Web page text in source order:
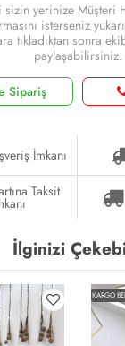
yerinize Müşteri
isterseniz
tıkladıktan sonra
paylaşabilirsiniz.
Sipariş
İmkanı
Taksit
İlginizi
KARGO